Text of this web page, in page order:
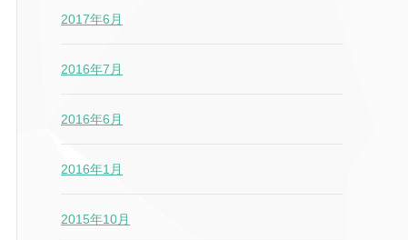
2017年6月
2016年7月
2016年6月
2016年1月
2015年10月